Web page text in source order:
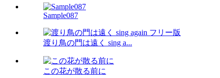
Sample087
渡り鳥の門は遠く sing a...
この花が散る前に